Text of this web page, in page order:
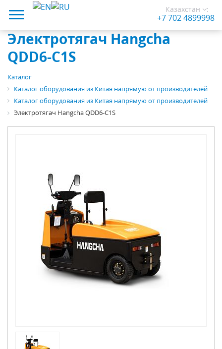
Казахстан
+7 702 4899998
:
Электротягач Hangcha
QDD6-C1S
Каталог
Каталог оборудования из Китая напрямую от производителей
Каталог оборудования из Китая напрямую от производителей
Электротягач Hangcha QDD6-C1S